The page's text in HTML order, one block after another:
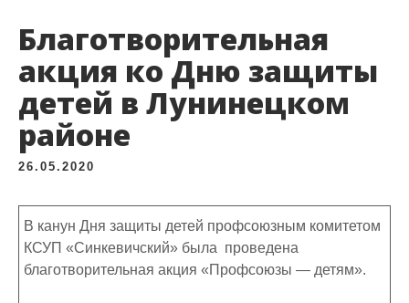
Благотворительная
акция ко Дню защиты
детей в Лунинецком
районе
26.05.2020
В канун Дня защиты детей профсоюзным комитетом
КСУП «Синкевичский» была проведена
благотворительная акция «Профсоюзы — детям».